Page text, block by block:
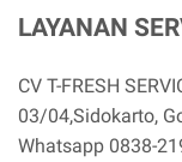
LAYANAN
CV T-FRESH
03/04,Sidokarto,
Whatsapp 0838-